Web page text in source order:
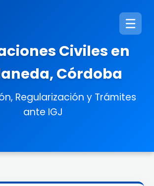
☰
Civiles en
Córdoba
Regularización y Trámites
ante IGJ